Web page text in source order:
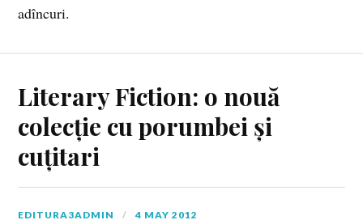
adîncuri.
Literary Fiction: o nouă
colecție cu porumbei și
cuțitari
EDITURA3ADMIN 4 MAY 2012